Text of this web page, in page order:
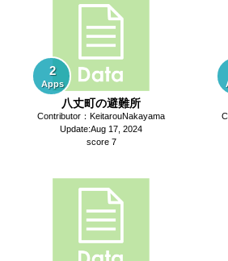
2
Apps
八丈町の避難所
Contributor：KeitarouNakayama
Update:Aug 17, 2024
score 7